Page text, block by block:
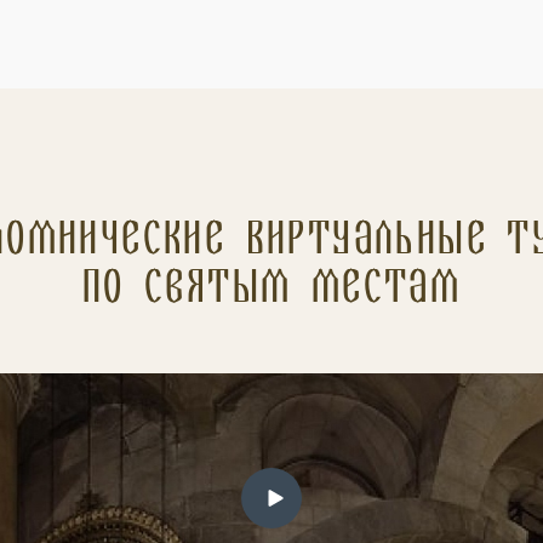
Виртуальные
по святым местам